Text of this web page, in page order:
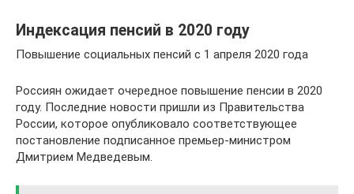
Индексация пенсий в 2020 году
Повышение социальных пенсий с 1 апреля 2020 года
Россиян ожидает очередное повышение пенсии в 2020
году. Последние новости пришли из Правительства
России, которое опубликовало соответствующее
постановление подписанное премьер-министром
Дмитрием Медведевым.